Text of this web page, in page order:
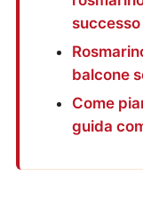
successo
balcone
Come
guida